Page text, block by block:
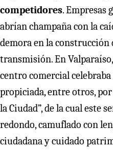
competidores. Empresas
abrían champaña con la
demora en la construcción
transmisión. En
centro comercial
propiciada, entre otros,
la Ciudad”, de la cual este
redondo, camuflado con
ciudadana y cuidado